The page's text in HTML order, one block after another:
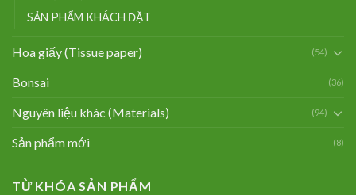
SẢN PHẨM KHÁCH ĐẶT
Hoa giấy (Tissue paper) (54)
Bonsai (36)
Nguyên liệu khác (Materials) (94)
Sản phẩm mới (8)
TỪ KHÓA SẢN PHẨM